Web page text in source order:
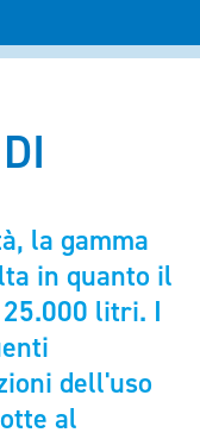
la gamma
in quanto il
litri. I
dell'uso
al